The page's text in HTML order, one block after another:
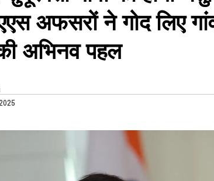
अफसरों ने गोद लिए
अभिनव पहल